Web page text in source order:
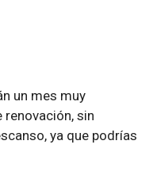
un mes muy
renovación, sin
ya que podrías